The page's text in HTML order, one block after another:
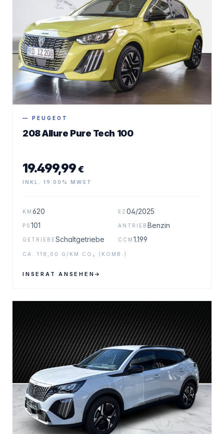
— PEUGEOT
208 Allure Pure Tech 100
19.499,99€
INKL. 19.00% MWST
KM 620 EZ 04/2025
PS 101 ANTRIEB Benzin
GETRIEBESchaltgetriebe CCM 1.199
CA. 118,00 G/KM CO₂ (KOMB.)
INSERAT ANSEHEN →